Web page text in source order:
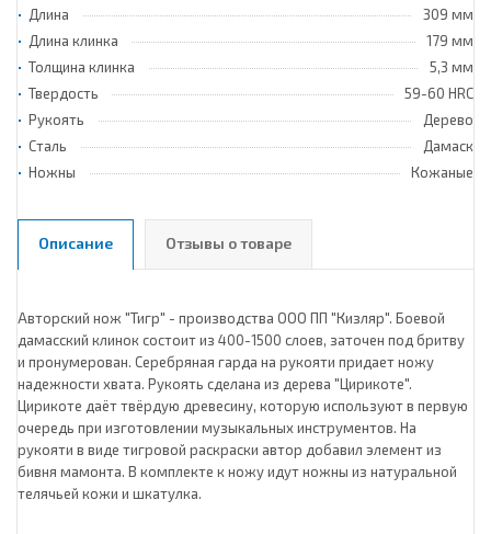
Длина
309 мм
Длина клинка
179 мм
Толщина клинка
5,3 мм
Твердость
59-60 HRС
Рукоять
Дерево
Сталь
Дамаск
Ножны
Кожаные
Описание Отзывы о товаре
Авторский нож "Тигр" - производства ООО ПП "Кизляр". Боевой
дамасский клинок состоит из 400-1500 слоев, заточен под бритву
и пронумерован. Серебряная гарда на рукояти придает ножу
надежности хвата. Рукоять сделана из дерева "Цирикоте".
Цирикоте даёт твёрдую древесину, которую используют в первую
очередь при изготовлении музыкальных инструментов. На
рукояти в виде тигровой раскраски автор добавил элемент из
бивня мамонта. В комплекте к ножу идут ножны из натуральной
телячьей кожи и шкатулка.